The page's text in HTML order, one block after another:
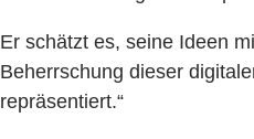
Er schätzt es, seine Ideen
Beherrschung dieser
repräsentiert.“